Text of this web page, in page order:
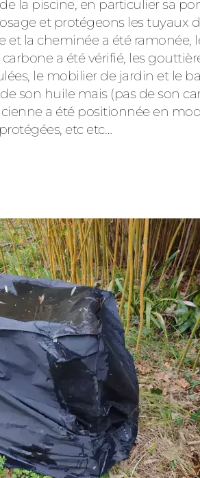
la piscine, en particulier sa
et protégeons les tuyaux
et la cheminée a été
a été vérifié, les
le mobilier de jardin et le
son huile mais (pas de son
a été positionnée en
etc etc…